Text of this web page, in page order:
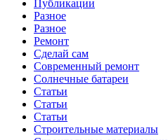
Публикации
Разное
Разное
Ремонт
Сделай сам
Современный ремонт
Солнечные батареи
Статьи
Статьи
Статьи
Строительные материалы